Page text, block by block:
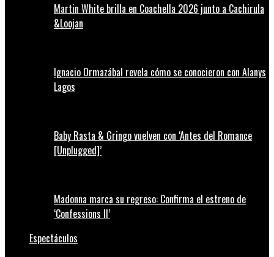
Martin White brilla en Coachella 2026 junto a Cachirula
&Loojan
Ignacio Ormazábal revela cómo se conocieron con Alanys
Lagos
Baby Rasta & Gringo vuelven con ‘Antes del Romance
[Unplugged]’
Madonna marca su regreso: Confirma el estreno de
‘Confessions II’
Espectáculos